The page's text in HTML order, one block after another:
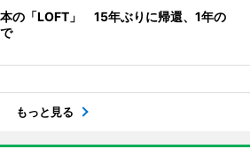
の「LOFT」 15年ぶりに帰還、1年の
もっと見る